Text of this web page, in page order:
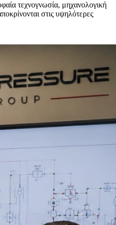
τεχνογνωσία, μηχανολογική
στις υψηλότερες